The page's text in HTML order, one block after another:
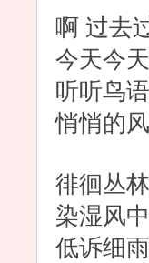
啊 过去
今天今
听听鸟
悄悄的
徘徊丛
染湿风
低诉细